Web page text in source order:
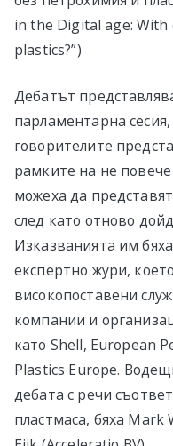
in the Digital age:
plastics?”)
Дебатът
парламентарна
говорителите
рамките на не
можеха да
след като отново
Изказванията им
експертно жури,
високопоставени
компании и
като Shell, European
Plastics Europe.
дебата с речи
пластмаса, бяха Mark